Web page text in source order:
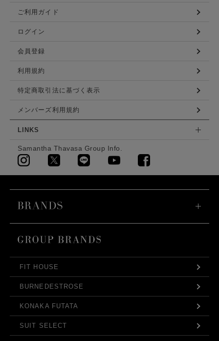
ご利用ガイド
ログイン
会員登録
利用規約
特定商取引法に基づく表示
メンバーズ利用規約
LINKS
Samantha Thavasa Group Info.
FIT HOUSE
BURNEDESTROSE
KONAKA FUTATA
SUIT SELECT